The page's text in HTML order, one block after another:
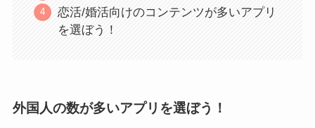
恋活/婚活向けのコンテンツが多いアプリ
を選ぼう！
外国人の数が多いアプリを選ぼう！